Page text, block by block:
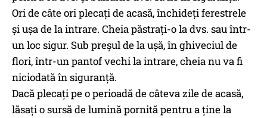
Ori de câte ori plecați de acasă, închideți ferestrele
și ușa de la intrare. Cheia păstrați-o la dvs. sau într-
un loc sigur. Sub preșul de la ușă, în ghiveciul de
flori, într-un pantof vechi la intrare, cheia nu va fi
niciodată în siguranță.
Dacă plecați pe o perioadă de câteva zile de acasă,
lăsați o sursă de lumină pornită pentru a ține la